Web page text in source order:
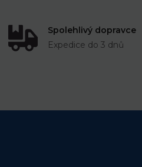
Spolehlivý dopravce
Expedice do 3 dnů